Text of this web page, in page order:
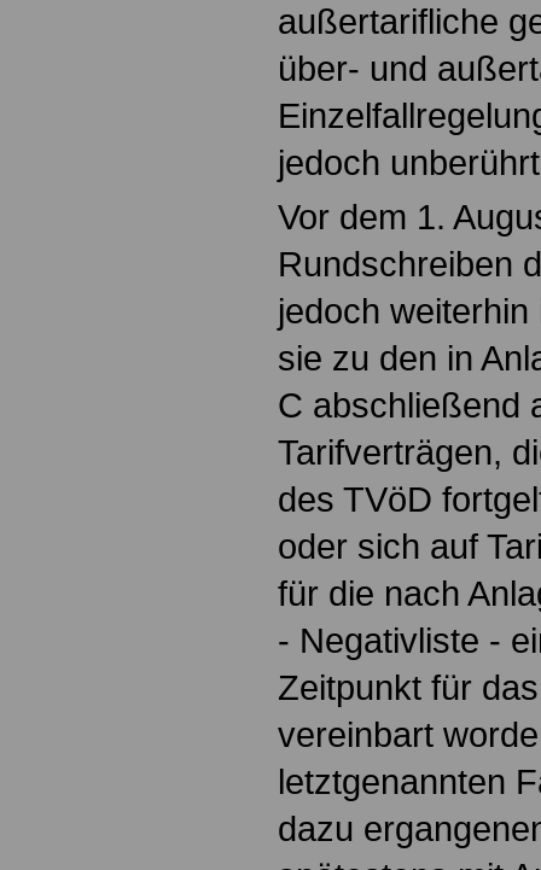
außertarifliche
über- und
jedoch
Vor dem 1.
Rundschreiben
jedoch
sie zu den in
C abschließend
Tarifverträgen,
des TVöD
oder sich auf
für die nach
- Negativliste -
Zeitpunkt für
vereinbart
letztgenannten
dazu